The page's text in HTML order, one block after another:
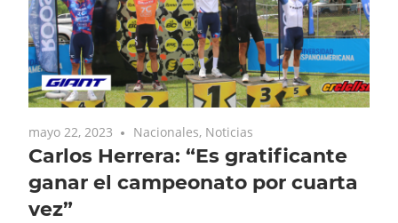
mayo 22, 2023 Nacionales, Noticias
Carlos Herrera: “Es gratificante
ganar el campeonato por cuarta
vez”